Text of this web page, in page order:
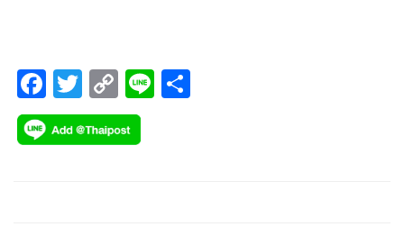
F
ac
e
T
wi
tt
C
o
p
Li